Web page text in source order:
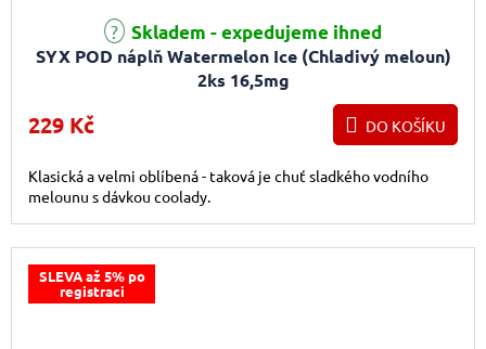
SYX POD náplň Watermelon Ice (Chladivý meloun)
2ks 16,5mg
Skladem - expedujeme ihned
229 Kč DO KOŠÍKU
Klasická a velmi oblíbená - taková je chuť sladkého vodního
melounu s dávkou coolady.
SLEVA až 5% po
registraci